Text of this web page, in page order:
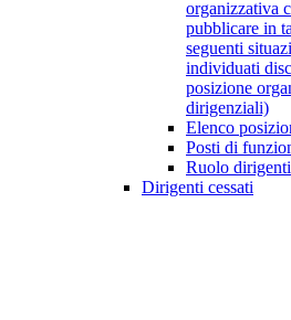
organizzativa
pubblicare in
seguenti
individuati
posizione
dirigenziali)
Elenco
Posti di
Ruolo dirigenti
Dirigenti cessati